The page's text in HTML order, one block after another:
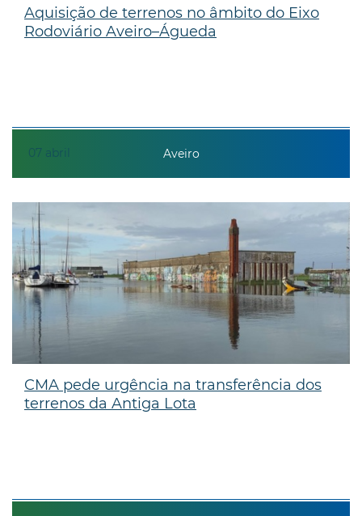
07 abril
Aquisição de terrenos no âmbito do Eixo
Rodoviário Aveiro–Águeda
Aveiro
CMA pede urgência na transferência dos
terrenos da Antiga Lota